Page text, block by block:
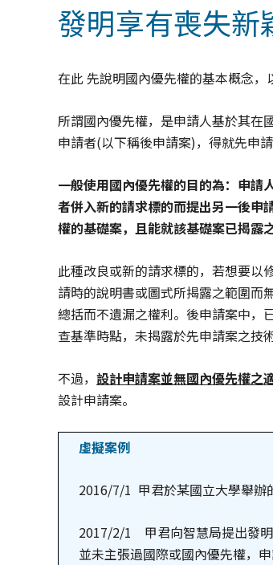
發明享有喪失新
在此 先說明國內優先權的基本概念，
所謂國內優先權，是申請人基於其在
申請者(以下稱後申請案)，得就先申
一般使用國內優先權的目的為：申請
者併入新的請求標的而提出另一後申
權的基礎案，且能就該基礎案已揭露
此種改良或新的請求標的，若想要以
請時的說明書或圖式所揭露之範圍而
總括而不遺漏之權利。後申請案中，
查基準時點，未揭露於先申請案之技
不過， 設計申請案並無國內優先權之
設計申請案。
虛擬案例
2016/7/1 甲君於某國立大學舉辦
2017/2/1 甲君向智慧局提出發明
並未主張過國際或國內優先權，